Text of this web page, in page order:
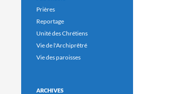
Prières
Reportage
Unité des Chrétiens
Vie de l'Archiprêtré
Vie des paroisses
ARCHIVES